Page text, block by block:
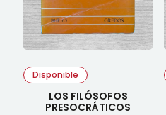
Disponible
LOS FILÓSOFOS
PRESOCRÁTICOS